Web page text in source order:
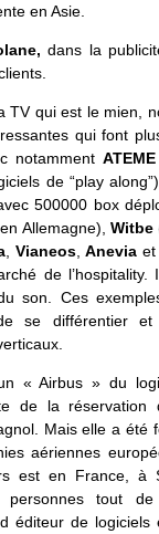
en Asie.
dans la
TV qui est le mien,
qui font
notammentATEME
de “play
500000 box
Allemagne), Witbe
Vianeos,Anevia et
de
son. Ces
se différentier et
« Airbus » du
de la réservation
Mais elle a été
aériennes
est en France, à
personnes tout
éditeur de